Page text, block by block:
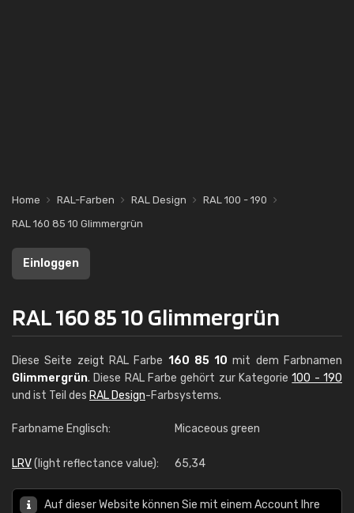
Home RAL-Farben RAL Design
RAL 100 - 190
RAL 160 85 10 Glimmergrün
Einloggen
RAL 160 85 10 Glimmergrün
Diese Seite zeigt RAL Farbe 160 85 10 mit dem Farbnamen
Glimmergrün. Diese RAL Farbe gehört zur Kategorie100 - 190
und ist Teil des RAL Design-Farbsystems.
Farbname Englisch: Micaceous green
LRV(light reflectance value): 65,34
Auf dieser Website können Sie mit einem Account Ihre